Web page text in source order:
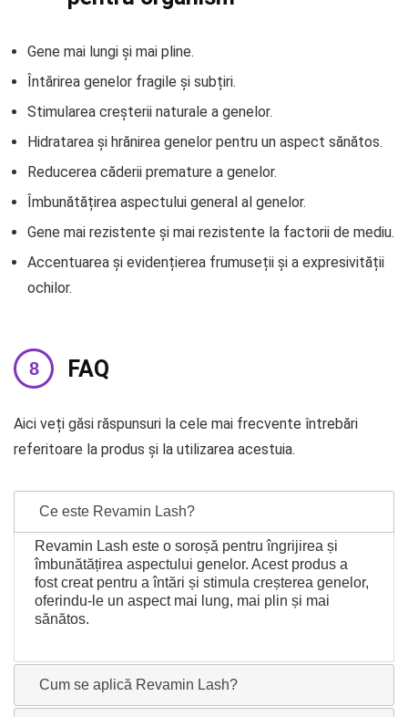
Gene mai lungi și mai pline.
Întărirea genelor fragile și subțiri.
Stimularea creșterii naturale a genelor.
Hidratarea și hrănirea genelor pentru un aspect sănătos.
Reducerea căderii premature a genelor.
Îmbunătățirea aspectului general al genelor.
Gene mai rezistente și mai rezistente la factorii de mediu.
Accentuarea și evidențierea frumuseții și a expresivității
ochilor.
FAQ
Aici veți găsi răspunsuri la cele mai frecvente întrebări
referitoare la produs și la utilizarea acestuia.
Ce este Revamin Lash?
Revamin Lash este o soroșă pentru îngrijirea și
îmbunătățirea aspectului genelor. Acest produs a
fost creat pentru a întări și stimula creșterea genelor,
oferindu-le un aspect mai lung, mai plin și mai
sănătos.
Cum se aplică Revamin Lash?